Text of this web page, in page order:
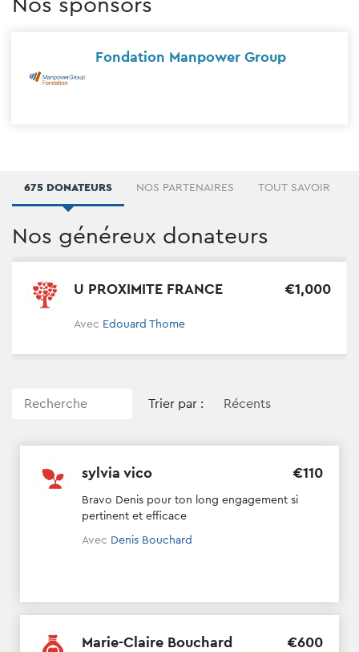
Group
675 DONATEURS NOS PARTENAIRES TOUT SAVOIR
Nos généreux donateurs
U PROXIMITE FRANCE €1,000
Avec Edouard Thome
Trier par :
sylvia vico €110
Bravo Denis pour ton long engagement si
pertinent et efficace
Avec Denis Bouchard
Marie-Claire Bouchard €600